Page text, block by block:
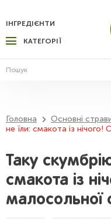
КАТЕГОРІЇ
ІНГРЕДІЄНТИ
Головна Основні
не їли: смакота із нічого!
Таку
смакота із
малосольної